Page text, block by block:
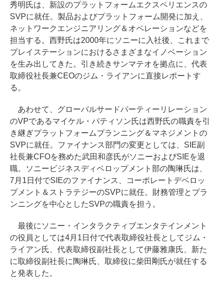
秀明氏は、新設のプラットフォームエクスペリエンスの
SVPに就任。製品およびプラットフォーム開発に加え、
ネットワークエンジニアリング＆オペレーションなどを
担当する。西野氏は2000年にソニーに入社後、これまで
プレイステーションにおけるさまざまなイノベーション
を生み出してきた。引き続きサンマテオを拠点に、代表
取締役社長兼CEOのジム・ライアンに直接レポートす
る。
あわせて、グローバルサードパーティーリレーション
のVPであるマイケル・パティソン氏は西野氏の職責を引
き継ぎプラットフォームプランニング＆マネジメントの
SVPに就任。ファイナンス部門の変更としては、SIE副
社長兼CFOを務めた武田和彦氏がソニーおよびSIEを退
職。ソニービジネスディベロップメント部の陶琳氏は、
7月1日付でSIEのファイナンス、コーポレートデベロッ
プメント＆ストラテジーのSVPに就任。財務管理とプラ
ンニングを中心としたSVPの職責を担う。
最後にソニー・インタラクティブエンタテインメント
の役員としては4月1日付で代表取締役社長としてジム・
ライアン氏、代表取締役副社長として伊藤雅康氏、新た
に取締役副社長に陶琳氏、取締役に柴田剛氏が就任する
と発表した。